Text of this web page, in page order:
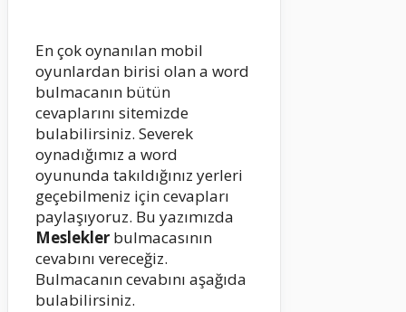
En çok oynanılan mobil
oyunlardan birisi olan a word
bulmacanın bütün
cevaplarını sitemizde
bulabilirsiniz. Severek
oynadığımız a word
oyununda takıldığınız yerleri
geçebilmeniz için cevapları
paylaşıyoruz. Bu yazımızda
Meslekler bulmacasının
cevabını vereceğiz.
Bulmacanın cevabını aşağıda
bulabilirsiniz.